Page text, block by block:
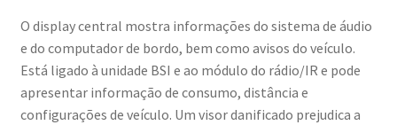
O display central mostra informações do sistema de áudio
e do computador de bordo, bem como avisos do veículo.
Está ligado à unidade BSI e ao módulo do rádio/IR e pode
apresentar informação de consumo, distância e
configurações de veículo. Um visor danificado prejudica a